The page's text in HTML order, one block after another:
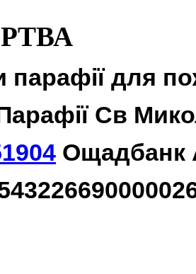
парафії для
Св
Ощадбанк